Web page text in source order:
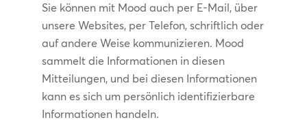
Sie können mit Mood auch per E-Mail, über
unsere Websites, per Telefon, schriftlich oder
auf andere Weise kommunizieren. Mood
sammelt die Informationen in diesen
Mitteilungen, und bei diesen Informationen
kann es sich um persönlich identifizierbare
Informationen handeln.